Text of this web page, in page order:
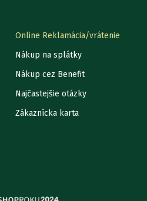
Online Reklamácia/vrátenie
Nákup na splátky
Nákup cez Benefit
Najčastejšie otázky
Zákaznícka karta